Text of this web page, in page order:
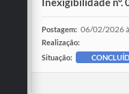
Postagem: 06/02/2026
Realização:
Situação: